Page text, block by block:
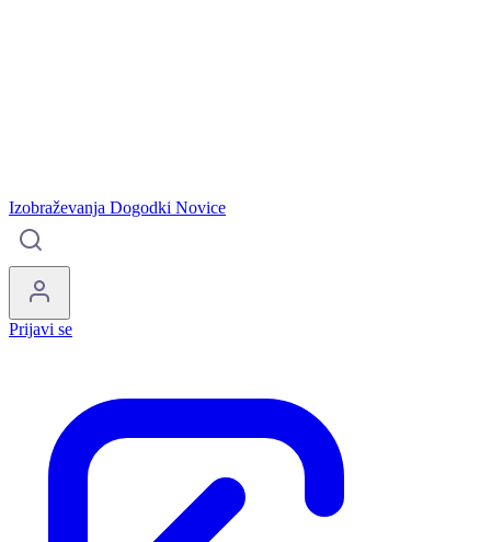
Izobraževanja Dogodki Novice
Prijavi se